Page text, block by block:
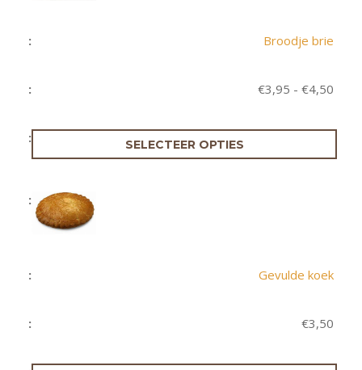
Broodje brie
€3,95 - €4,50
SELECTEER OPTIES
Gevulde koek
€3,50